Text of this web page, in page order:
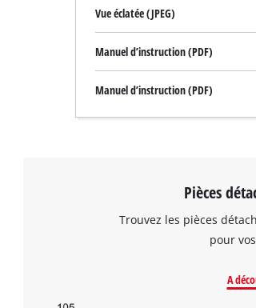
Vue éclatée (JPEG)
Manuel d’instruction (PDF)
Manuel d’instruction (PDF)
Pièces
Trouvez les pièces
pour
A